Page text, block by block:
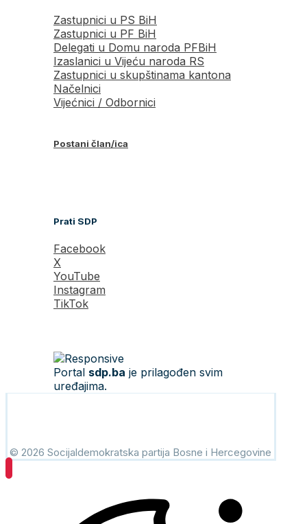
Zastupnici u PS BiH
Zastupnici u PF BiH
Delegati u Domu naroda PFBiH
Izaslanici u Vijeću naroda RS
Zastupnici u skupštinama kantona
Načelnici
Vijećnici / Odbornici
Postani član/ica
Prati SDP
Facebook
X
YouTube
Instagram
TikTok
Portal sdp.ba je prilagođen svim
uređajima.
© 2026 Socijaldemokratska partija Bosne i Hercegovine